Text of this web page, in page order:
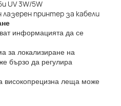
информацията да се
за локализиране на
бързо да регулира
високопрецизна леща може